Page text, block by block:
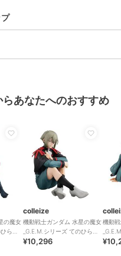
あなたへのおすすめ
の魔女
らニ
colleize
機動戦士ガンダム 水星の魔女
_G.E.M.シリーズ てのひらエ
ランくん
¥10,296
機動
エル